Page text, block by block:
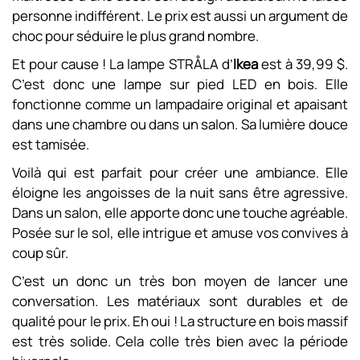
personne indifférent. Le prix est aussi un argument de
choc pour séduire le plus grand nombre.
Et pour cause ! La lampe STRÅLA d’Ikeaest à 39,99 $.
C’est donc une lampe sur pied LED en bois. Elle
fonctionne comme un lampadaire original et apaisant
dans une chambre ou dans un salon. Sa lumière douce
est tamisée.
Voilà qui est parfait pour créer une ambiance. Elle
éloigne les angoisses de la nuit sans être agressive.
Dans un salon, elle apporte donc une touche agréable.
Posée sur le sol, elle intrigue et amuse vos convives à
coup sûr.
C’est un donc un très bon moyen de lancer une
conversation. Les matériaux sont durables et de
qualité pour le prix. Eh oui ! La structure en bois massif
est très solide. Cela colle très bien avec la période